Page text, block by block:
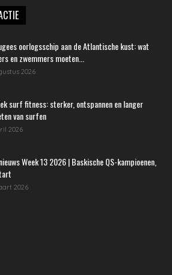
oorlogsschip aan de Atlantische kust: wat
en zwemmers moeten...
2026
surf fitness: sterker, ontspannen en langer
van surfen
2026
Week 13 2026 | Baskische QS-kampioenen,
2026